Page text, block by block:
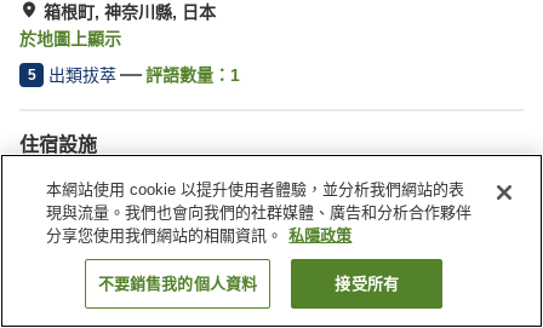
箱根町, 神奈川縣, 日本
於地圖上顯示
5 出類拔萃 評語數量： 1
住宿設施
停車場
桑拿
水療/美容院
私人包場
找客房
本網站使用 cookie 以提升使用者體驗，並分析我們網站的表
現與流量。我們也會向我們的社群媒體、廣告和分析合作夥伴
分享您使用我們網站的相關資訊。
私隱政策
不要銷售我的個人資料 接受所有